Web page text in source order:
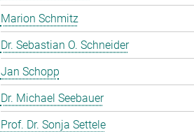
Marion Schmitz
Dr. Sebastian O. Schneider
Jan Schopp
Dr. Michael Seebauer
Prof. Dr. Sonja Settele